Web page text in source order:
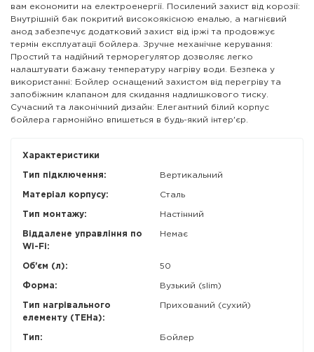
вам економити на електроенергії. Посилений захист від корозії:
Внутрішній бак покритий високоякісною емалью, а магнієвий
анод забезпечує додатковий захист від іржі та продовжує
термін експлуатації бойлера. Зручне механічне керування:
Простий та надійний терморегулятор дозволяє легко
налаштувати бажану температуру нагріву води. Безпека у
використанні: Бойлер оснащений захистом від перегріву та
запобіжним клапаном для скидання надлишкового тиску.
Сучасний та лаконічний дизайн: Елегантний білий корпус
бойлера гармонійно впишеться в будь-який інтер'єр.
Характеристики
Тип підключення: Вертикальний
Матеріал корпусу: Сталь
Тип монтажу: Настінний
Віддалене управління по
Wi-Fi:
Немає
Об'єм (л): 50
Форма: Вузький (slim)
Тип нагрівального
елементу (ТЕНа):
Прихований (сухий)
Тип: Бойлер